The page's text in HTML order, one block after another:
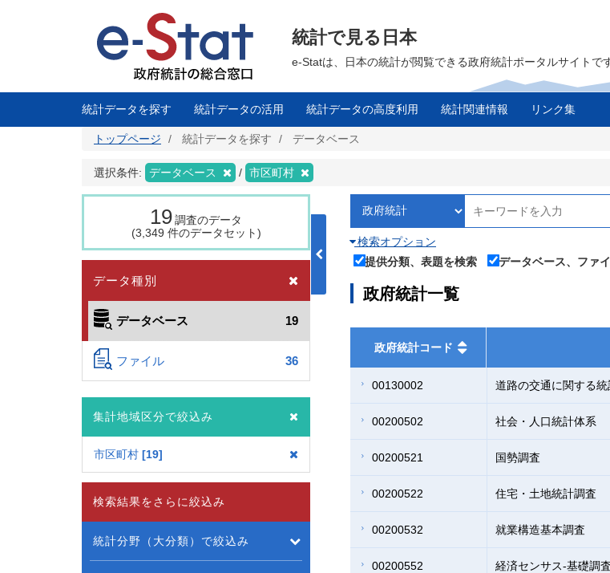
に
統計で見る日本
e-Statは、日本の統計が閲覧できる政府統計ポータルサイトで
統計データを探す 統計データの活用 統計データの高度利用 統計関連情報 リンク集
トップページ 統計データを探す データベース
選択条件: データベース 市区町村
19調査のデータ
(3,349 件のデータセット)
データ種別
データベース 19
ファイル 36
集計地域区分で絞込み
市区町村 19
検索オプション
提供分類、表題を検索
データベース、ファ
政府統計一覧
政府統計コード
00130002 道路の交通に関する統
00200502 社会・人口統計体系
00200521 国勢調査
00200522 住宅・土地統計調査
00200532 就業構造基本調査
00200552 経済センサス‐基礎調査
検索結果をさらに絞込み
統計分野（大分類）で絞込み